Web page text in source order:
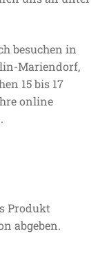
besuchen in
Mariendorf,
15 bis 17
online
Produkt
abgeben.